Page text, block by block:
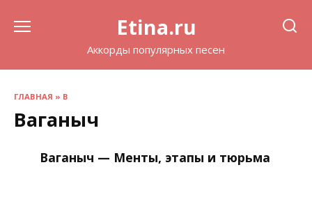
Etina.ru
Аккорды популярных песен
ГЛАВНАЯ » В
Ваганыч
Ваганыч — Менты, этапы и тюрьма